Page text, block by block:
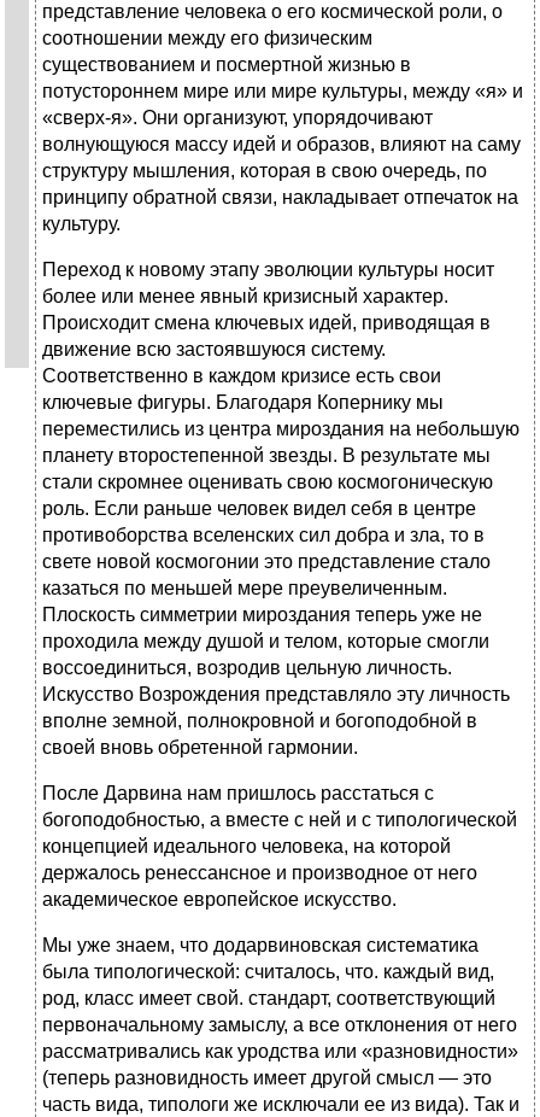
представление человека о его космической роли, о
соотношении между его физическим
существованием и посмертной жизнью в
потустороннем мире или мире культуры, между «я» и
«сверх-я». Они организуют, упорядочивают
волнующуюся массу идей и образов, влияют на саму
структуру мышления, которая в свою очередь, по
принципу обратной связи, накладывает отпечаток на
культуру.
Переход к новому этапу эволюции культуры носит
более или менее явный кризисный характер.
Происходит смена ключевых идей, приводящая в
движение всю застоявшуюся систему.
Соответственно в каждом кризисе есть свои
ключевые фигуры. Благодаря Копернику мы
переместились из центра мироздания на небольшую
планету второстепенной звезды. В результате мы
стали скромнее оценивать свою космогоническую
роль. Если раньше человек видел себя в центре
противоборства вселенских сил добра и зла, то в
свете новой космогонии это представление стало
казаться по меньшей мере преувеличенным.
Плоскость симметрии мироздания теперь уже не
проходила между душой и телом, которые смогли
воссоединиться, возродив цельную личность.
Искусство Возрождения представляло эту личность
вполне земной, полнокровной и богоподобной в
своей вновь обретенной гармонии.
После Дарвина нам пришлось расстаться с
богоподобностью, а вместе с ней и с типологической
концепцией идеального человека, на которой
держалось ренессансное и производное от него
академическое европейское искусство.
Мы уже знаем, что додарвиновская систематика
была типологической: считалось, что. каждый вид,
род, класс имеет свой. стандарт, соответствующий
первоначальному замыслу, а все отклонения от него
рассматривались как уродства или «разновидности»
(теперь разновидность имеет другой смысл — это
часть вида, типологи же исключали ее из вида). Так и